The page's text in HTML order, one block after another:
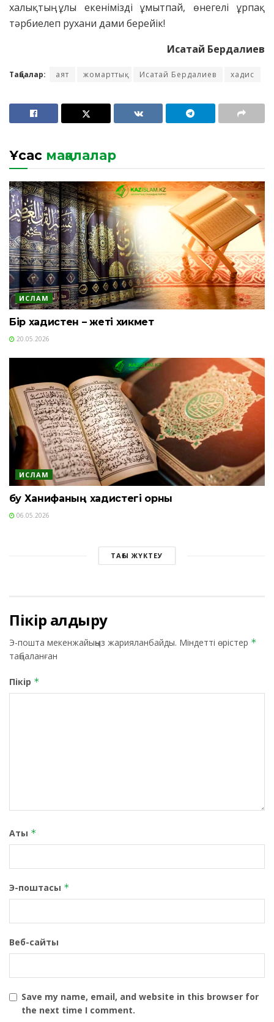
халықтың ұлы екенімізді ұмытпай, өнегелі ұрпақ
тәрбиелеп рухани дами берейік!
Исатай Бердалиев
Таңбалар: аят жомарттық Исатай Бердалиев хадис
Ұқсас мақалалар
ИСЛАМ
Бір хадистен – жеті хикмет
20.05.2026
ИСЛАМ
Әбу Ханифаның хадистегі орны
06.05.2026
ТАҒЫ ЖҮКТЕУ
Пікір қалдыру
Э-пошта мекенжайыңыз жарияланбайды. Міндетті өрістер *
таңбаланған
Пікір *
Аты *
Э-поштасы *
Веб-сайты
Save my name, email, and website in this browser for
the next time I comment.